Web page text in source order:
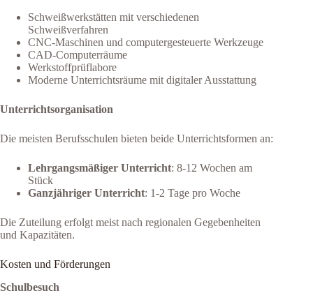
Schweißwerkstätten mit verschiedenen
Schweißverfahren
CNC-Maschinen und computergesteuerte Werkzeuge
CAD-Computerräume
Werkstoffprüflabore
Moderne Unterrichtsräume mit digitaler Ausstattung
Unterrichtsorganisation
Die meisten Berufsschulen bieten beide Unterrichtsformen an:
Lehrgangsmäßiger Unterricht: 8-12 Wochen am
Stück
Ganzjähriger Unterricht: 1-2 Tage pro Woche
Die Zuteilung erfolgt meist nach regionalen Gegebenheiten
und Kapazitäten.
Kosten und Förderungen
Schulbesuch